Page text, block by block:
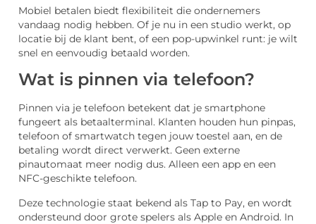
Mobiel betalen biedt flexibiliteit die ondernemers
vandaag nodig hebben. Of je nu in een studio werkt, op
locatie bij de klant bent, of een pop-upwinkel runt: je wilt
snel en eenvoudig betaald worden.
Wat is pinnen via telefoon?
Pinnen via je telefoon betekent dat je smartphone
fungeert als betaalterminal. Klanten houden hun pinpas,
telefoon of smartwatch tegen jouw toestel aan, en de
betaling wordt direct verwerkt. Geen externe
pinautomaat meer nodig dus. Alleen een app en een
NFC-geschikte telefoon.
Deze technologie staat bekend als Tap to Pay, en wordt
ondersteund door grote spelers als Apple en Android. In